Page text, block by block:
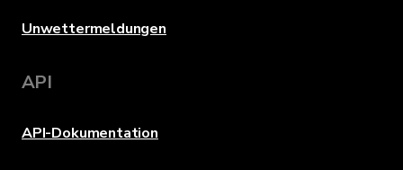
Unwettermeldungen
API
API-Dokumentation